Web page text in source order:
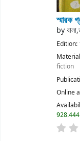
স্মারক
by
Edition:
fiction
Online
928.444